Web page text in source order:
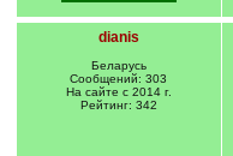
dianis
Беларусь
Сообщений: 303
На сайте с 2014 г.
Рейтинг: 342